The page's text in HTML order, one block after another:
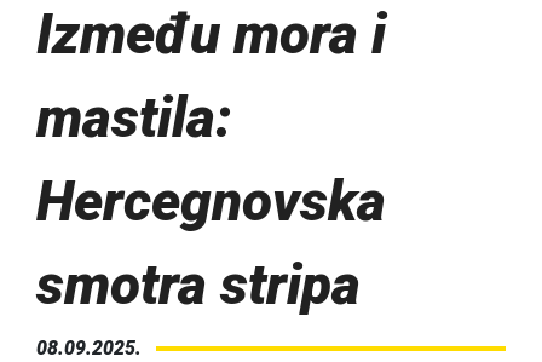
Između mora i
mastila:
Hercegnovska
smotra stripa
08.09.2025.